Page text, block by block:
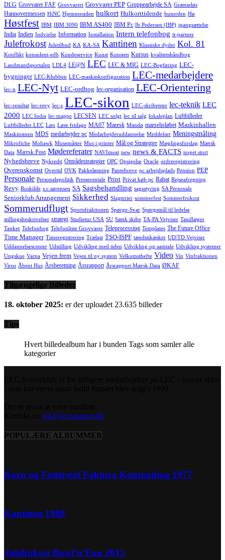
DLG Grovvarer FAF Grovvareri Grovvarer PEP Gruppearbejde SA Grænseløs
Hannovermessen HiNC Hjemmesiden hulkort Hulkorttidende husorden Hø
Høstfest IBM IBM 3090 IBM AS400 IBM Pc Ib Pedersen (IBP) igangsættelse
India Indien Indvielse Information Installation Intern telefonbog it-partner
Julefrokost Juletilbud KA KA-SA Kantinen Klassiske dyder Kol. 81
Konflikt konsulent-edb Kundeservice Kunst Kunsten Kursus kvalitetshåndbog
Landmandsportalen LDL4 LE@N LEC LEC & MIG LEC-Bogføring LEC-
bygninger LEC-Klubben LEC-maskinkonfiguration LEC-medarbejdere
lec-n LEC-Nyt LEC-ordbog lec-organisation LEC-Orientering
lec-resultat lec-revy lec-s LEC-sikon LEC-skribenter lec-teknik LEC
2000 LEC India lec mappe LECSEN LEC solgt lec til salg lokaleplan Luftbilleder
Luftbilleder LEC Løn Løse fridage MA07 Maersk Mandø marselisløbet Maskinhallen
Maskinstuen MDS medarbejder pc Medarbejderuddannelse Meddelser Meningsmåling
Mikrofiche Mohawk Musemåtter Mus i printer Mål og Strategier Mæglingsforslag Mærsk
Data Mærsk Post Mødereferater NAVImeat new news & FACTS noget stort
Nyhedsbreve Nykredit Områdestrategier OPC Opsigelse Oracle ordreregistrering
Overenskomst Overtid OVK Pakkeløsning Pantebreve pc arbejdsplads Pension PEP
Personale Personalepolitik Presseomtale Print Privat køb pc Rabat Rejseafregning
Revy Roskilde s.c.sørensen SA Sagsbehandling sagsstyring SA Personale
Seniorklub Arrangement Sikkerhed Slagterier sommerfest Sommerfrokost
Sommerudflugt Sportsfraktionen Spørge-Svar Spørgsmål til ledelse
stillingsbeskrivelser strategi Studietur USA SU Sænk skibe TA-PA Vejviser Tandlæger
Tanker Telefonbog Telefonliste Grovvarer Teleprocessing Templates The Future Office
Time Manager Timeregistrering Trælast TSO-ISPF tændstikæsker UD/TD Vejviser
Uddannelsescenter Udstilling Udvikling med tiden Udvikling og samtale Udvikling systemer
Ungskue Varna Vejen frem Vejen til ny system Velkomsthefte Video Vin Vinfraktionen
Virus Åbent Hus Årsberetning Årsrapport Årsrapport Mærsk Data ØKAF
Tilgængelige Billeder
18. oktober 2025: er der uploadet 23.635 billeder
Tips
Hvert billedealbum har i bunden Tags som samler alle
kategorier
jok@lecseniorer.dk
POPULÆRE ALBUMMER
Korn og Foderstof Faktura Kontoudtog 1977
Kantinen 1988
Julefrokost Bowl’n’Fun 2015